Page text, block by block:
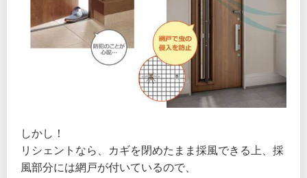
しかし！
リシェントなら、カギを閉めたまま採風できる上、採
風部分には網戸が付いているので、